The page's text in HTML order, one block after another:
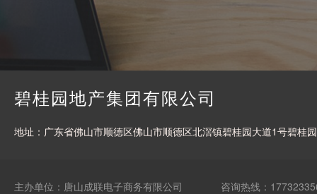
碧桂园地产集团有限公司
地址：广东省佛山市顺德区佛山市顺德区北滘镇碧桂园大道1号碧桂
主办单位：唐山成联电子商务有限公司 咨询热线：